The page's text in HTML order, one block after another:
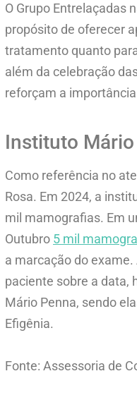
O Grupo Entrelaçadas
propósito de oferecer
tratamento quanto
além da celebração
reforçam a
Instituto
Como referência no
Rosa. Em 2024, a
mil mamografias. Em
Outubro 5 mil
a marcação do
paciente sobre a data,
Mário Penna, sendo
Efigênia.
Fonte: Assessoria de